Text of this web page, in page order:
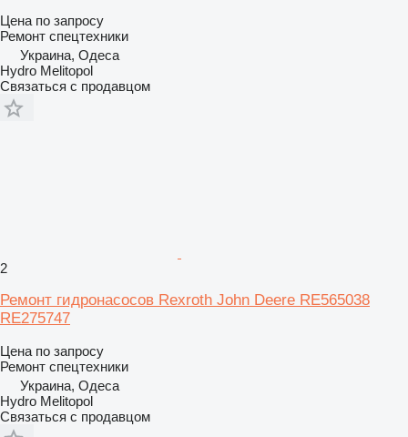
Цена по запросу
Ремонт спецтехники
Украина, Одеса
Hydro Melitopol
Связаться с продавцом
2
Ремонт гидронасосов Rexroth John Deere RE565038
RE275747
Цена по запросу
Ремонт спецтехники
Украина, Одеса
Hydro Melitopol
Связаться с продавцом